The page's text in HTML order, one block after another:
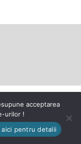
acceptarea
urilor !
aici pentru detalii